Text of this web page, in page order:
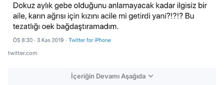
twitter.com
İçeriğin Devamı Aşağıda